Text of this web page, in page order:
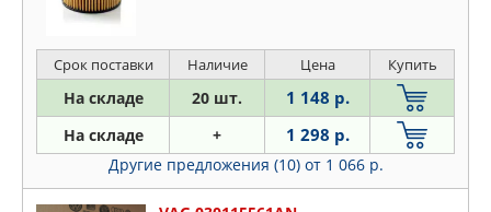
Срок поставки Наличие Цена Купить
На складе 20 шт. 1 148 р.
На складе + 1 298 р.
Другие предложения (10) от 1 066 р.